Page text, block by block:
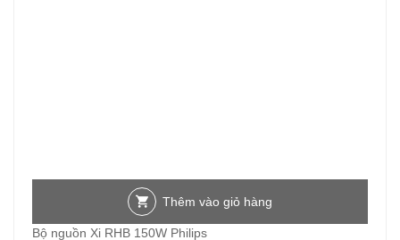
Thêm vào giỏ hàng
Bộ nguồn Xi RHB 150W Philips